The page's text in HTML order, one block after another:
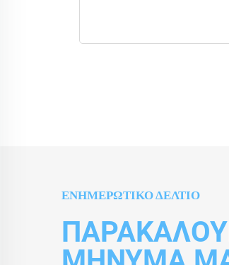
ΕΝΗΜΕΡΩΤΙΚΌ ΔΕΛΤΊΟ